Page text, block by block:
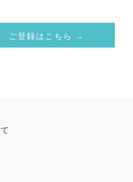
ご登録はこちら →